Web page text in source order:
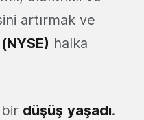
artırmak ve
halka
düşüş yaşadı.